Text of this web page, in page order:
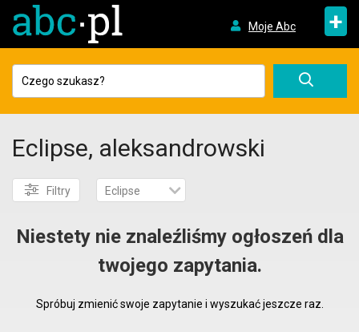
Moje Abc +
Eclipse, aleksandrowski
Filtry Eclipse
Niestety nie znaleźliśmy ogłoszeń dla
twojego zapytania.
Spróbuj zmienić swoje zapytanie i wyszukać jeszcze raz.